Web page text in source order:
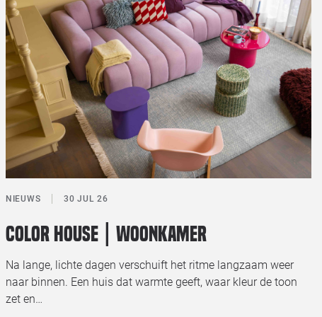
NIEUWS 30 JUL 26
Color House | Woonkamer
Na lange, lichte dagen verschuift het ritme langzaam weer
naar binnen. Een huis dat warmte geeft, waar kleur de toon
zet en…